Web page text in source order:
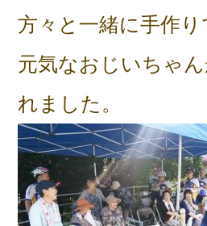
方々と一緒に手作
元気なおじいちゃ
れました。